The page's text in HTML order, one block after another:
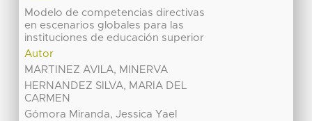
Modelo de competencias directivas
en escenarios globales para las
instituciones de educación superior
Autor
MARTINEZ AVILA, MINERVA
HERNANDEZ SILVA, MARIA DEL
CARMEN
Gómora Miranda, Jessica Yael